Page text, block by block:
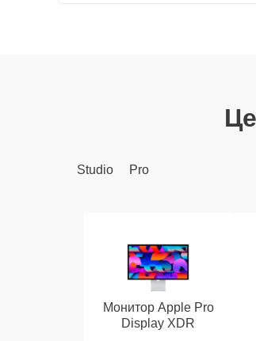
Studio
Pro
Монитор Apple Pro
Display XDR